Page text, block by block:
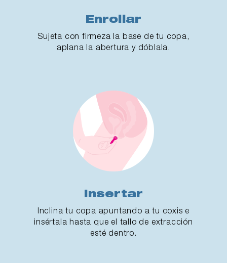
Enrollar
Sujeta con firmeza la base de tu copa,
aplana la abertura y dóblala.
Insertar
Inclina tu copa apuntando a tu coxis e
insértala hasta que el tallo de extracción
esté dentro.